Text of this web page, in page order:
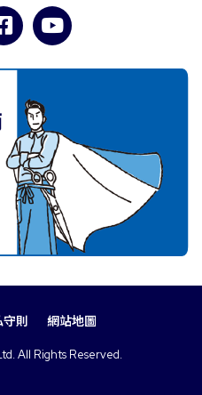
守則 網站地圖
All Rights Reserved.